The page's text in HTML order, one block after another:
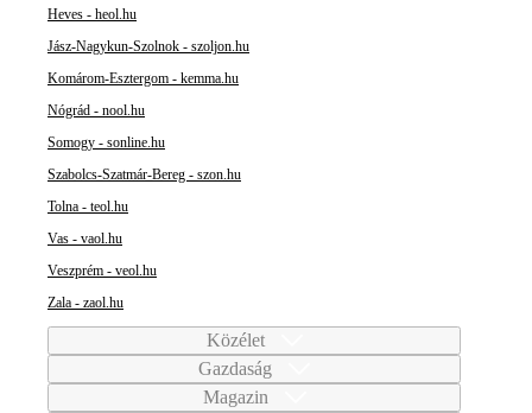
Heves - heol.hu
Jász-Nagykun-Szolnok - szoljon.hu
Komárom-Esztergom - kemma.hu
Nógrád - nool.hu
Somogy - sonline.hu
Szabolcs-Szatmár-Bereg - szon.hu
Tolna - teol.hu
Vas - vaol.hu
Veszprém - veol.hu
Zala - zaol.hu
Közélet
Gazdaság
Magazin